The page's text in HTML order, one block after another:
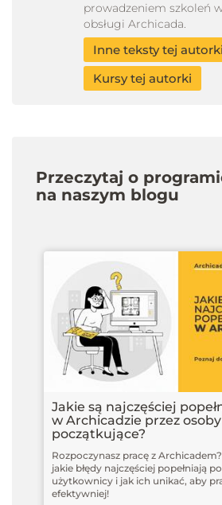
prowadzeniem szkoleń
obsługi Archicada.
Inne teksty tej autorki
Kursy tej autorki
Przeczytaj o
na naszym blogu
Jakie są najczęściej
w Archicadzie przez osoby
początkujące?
Rozpoczynasz pracę z
jakie błędy najczęściej popełniają
użytkownicy i jak ich unikać, aby
efektywniej!